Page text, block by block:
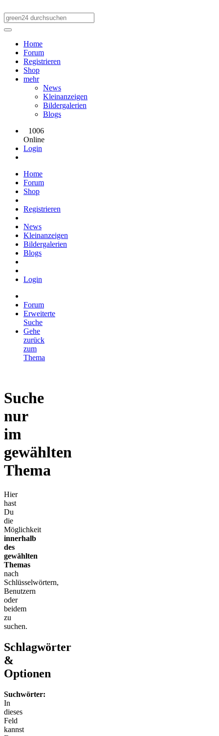
Home
Forum
Registrieren
Shop
mehr
News
Kleinanzeigen
Bildergalerien
Blogs
1006
Online
Login
Home
Forum
Shop
Registrieren
News
Kleinanzeigen
Bildergalerien
Blogs
Login
Forum
Erweiterte
Suche
Gehe
zurück
zum
Thema
Suche
nur
im
gewählten
Thema
Hier
hast
Du
die
Möglichkeit
innerhalb
des
gewählten
Themas
nach
Schlüsselwörtern,
Benutzern
oder
beidem
zu
suchen.
Schlagwörter
&
Optionen
Suchwörter:
In
dieses
Feld
kannst